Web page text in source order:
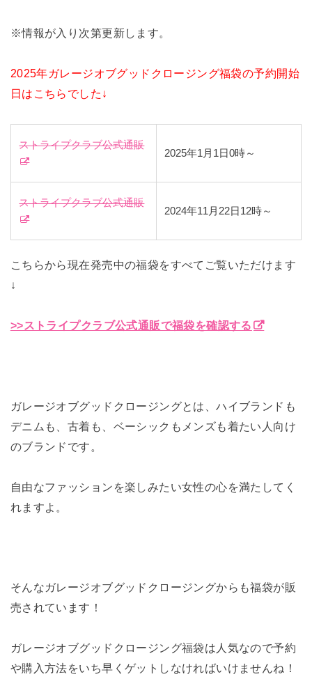
※情報が入り次第更新します。
2025年ガレージオブグッドクロージング福袋の予約開始
日はこちらでした↓
ストライプクラブ公式通販
2025年1月1日0時～
ストライプクラブ公式通販
2024年11月22日12時～
こちらから現在発売中の福袋をすべてご覧いただけます
↓
>>ストライプクラブ公式通販で福袋を確認する
ガレージオブグッドクロージングとは、ハイブランドも
デニムも、古着も、ベーシックもメンズも着たい人向け
のブランドです。
自由なファッションを楽しみたい女性の心を満たしてく
れますよ。
そんなガレージオブグッドクロージングからも福袋が販
売されています！
ガレージオブグッドクロージング福袋は人気なので予約
や購入方法をいち早くゲットしなければいけませんね！